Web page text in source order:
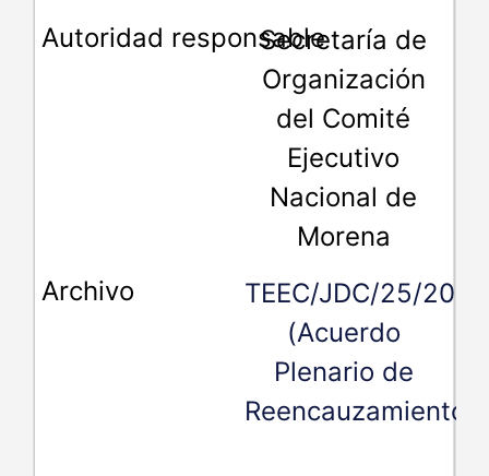
Secretaría de
Organización
del Comité
Ejecutivo
Nacional de
Morena
TEEC/JDC/25/2019
(Acuerdo
Plenario de
Reencauzamiento)
AVISO DE PRIVACIDAD
Contáctanos en:
Tribunal Electoral del Estado de
Campeche
Av. López Mateos, número 74,
C. P. 24040, Tel. (981) 81 132 02,
03 y 04
oficialia@teec.mx